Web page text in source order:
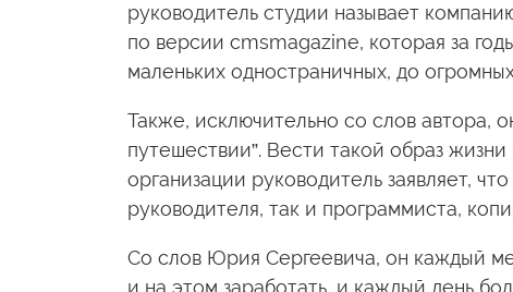
руководитель студии называет
по версии cmsmagazine, которая за
маленьких одностраничных, до
Также, исключительно со слов автора,
путешествии”. Вести такой образ
организации руководитель заявляет,
руководителя, так и программиста,
Со слов Юрия Сергеевича, он каждый
и на этом заработать, и каждый день